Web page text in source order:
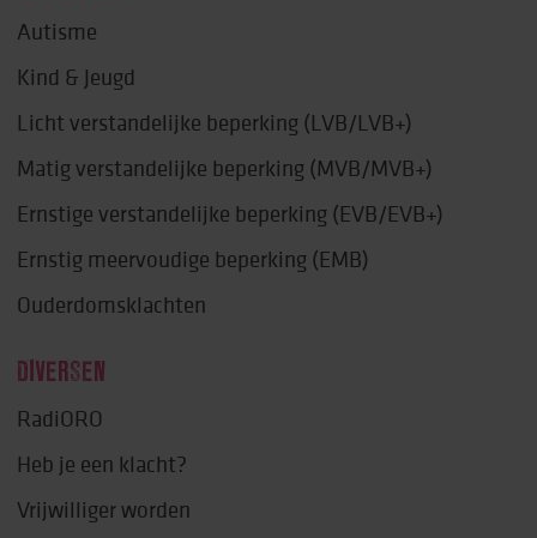
Autisme
Kind & Jeugd
Licht verstandelijke beperking (LVB/LVB+)
Matig verstandelijke beperking (MVB/MVB+)
Ernstige verstandelijke beperking (EVB/EVB+)
Ernstig meervoudige beperking (EMB)
Ouderdomsklachten
DIVERSEN
RadiORO
Heb je een klacht?
Vrijwilliger worden